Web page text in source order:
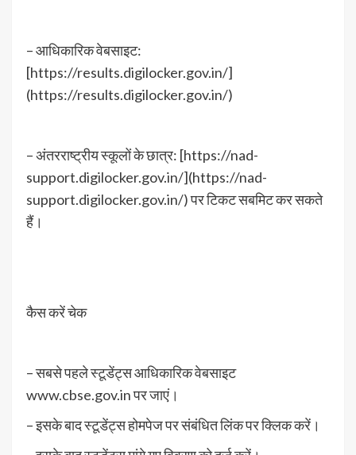
– आधिकारिक वेबसाइट:
[https://results.digilocker.gov.in/]
(https://results.digilocker.gov.in/)
– अंतरराष्ट्रीय स्कूलों के छात्र: [https://nad-
support.digilocker.gov.in/](https://nad-
support.digilocker.gov.in/) पर टिकट सबमिट कर सकते
हैं।
कैस करें चेक
– सबसे पहले स्टूडेंट्स आधिकारिक वेबसाइट
www.cbse.gov.in पर जाएं।
– इसके बाद स्टूडेंट्स होमपेज पर संबंधित लिंक पर क्लिक करें।